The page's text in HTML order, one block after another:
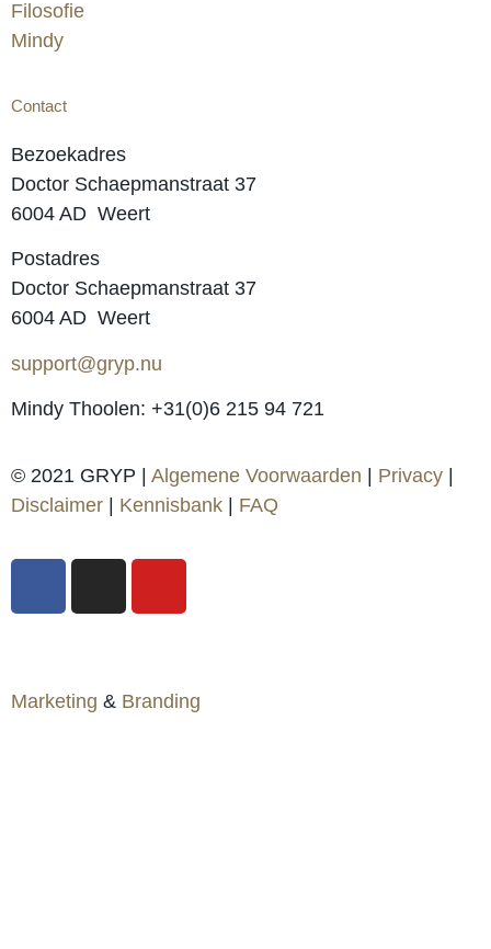
Filosofie
Mindy
Contact
Bezoekadres
Doctor Schaepmanstraat 37
6004 AD Weert
Postadres
Doctor Schaepmanstraat 37
6004 AD Weert
support@gryp.nu
Mindy Thoolen: +31(0)6 215 94 721
© 2021 GRYP | Algemene Voorwaarden Privacy
Disclaimer
Kennisbank FAQ
Marketing & Branding